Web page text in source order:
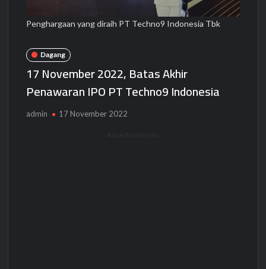
Penghargaan yang diraih PT Techno9 Indonesia Tbk
Dagang
17 November 2022, Batas Akhir
Penawaran IPO PT Techno9 Indonesia
admin 17 November 2022